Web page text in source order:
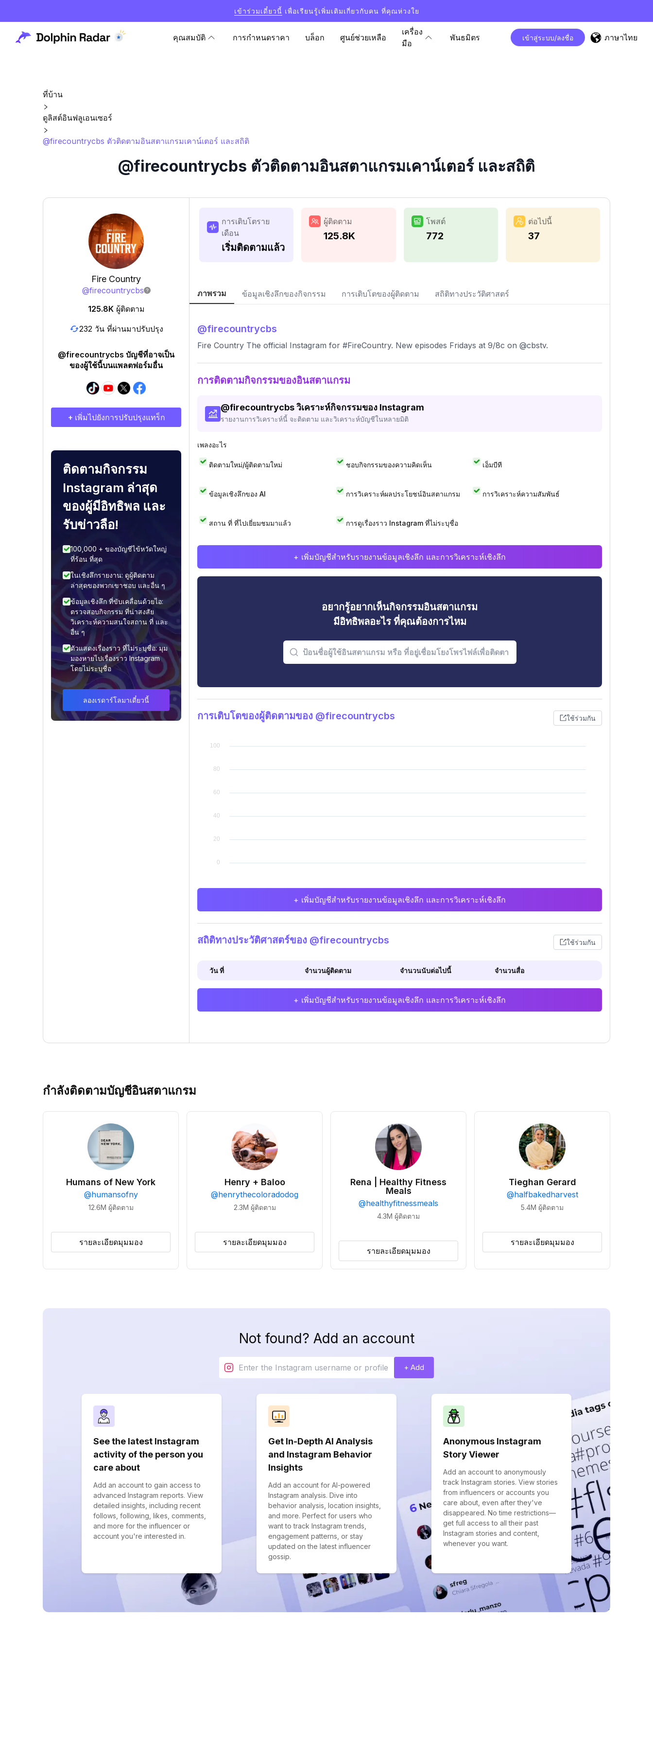
เข้าร่วมเดี๋ยวนี้ เพื่อเรียนรู้เพิ่มเติมเกี่ยวกับคน ที่คุณห่วงใย
คุณสมบัติ การกำหนดราคา บล็อก ศูนย์ช่วยเหลือ
เครื่อง
มือ
พันธมิตร เข้าสู่ระบบ/ลงชื่อ ภาษาไทย
ที่บ้าน
ดูลิสต์อินฟลูเอนเซอร์
@firecountrycbs ตัวติดตามอินสตาแกรมเคาน์เตอร์ และสถิติ
@firecountrycbs ตัวติดตามอินสตาแกรมเคาน์เตอร์ และสถิติ
Fire Country
@firecountrycbs
125.8K ผู้ติดตาม
232 วัน ที่ผ่านมาปรับปรุง
@firecountrycbs บัญชีที่อาจเป็น
ของผู้ใช้นี้บนแพลตฟอร์มอื่น
+ เพิ่มไปยังการปรับปรุงแทร็ก
ติดตามกิจกรรม
Instagram ล่าสุด
ของผู้มีอิทธิพล และ
รับข่าวลือ!
100,000 + ของบัญชีไข้หวัดใหญ่
ที่ร้อน ที่สุด
ในเชิงลึกรายงาน: ดูผู้ติดตาม
ล่าสุดของพวกเขาชอบ และอื่น ๆ
ข้อมูลเชิงลึก ที่ขับเคลื่อนด้วยไอ:
ตรวจสอบกิจกรรม ที่น่าสงสัย
วิเคราะห์ความสนใจสถาน ที่ และ
อื่น ๆ
ตัวแสดงเรื่องราว ที่ไม่ระบุชื่อ: มุม
มองหายไปเรื่องราว Instagram
โดยไม่ระบุชื่อ
ลองเรดาร์โลมาเดี๋ยวนี้
การเติบโตราย
เดือน
เริ่มติดตามแล้ว
ผู้ติดตาม
125.8K
โพสต์
772
ต่อไปนี้
37
ภาพรวม ข้อมูลเชิงลึกของกิจกรรม การเติบโตของผู้ติดตาม สถิติทางประวัติศาสตร์
@firecountrycbs
Fire Country The official Instagram for #FireCountry. New episodes Fridays at 9/8c on @cbstv.
การติดตามกิจกรรมของอินสตาแกรม
@firecountrycbsวิเคราะห์กิจกรรมของ Instagram
รายงานการวิเคราะห์นี้ จะติดตาม และวิเคราะห์บัญชีในหลายมิติ
เพลงอะไร
ติดตามใหม่/ผู้ติดตามใหม่ ชอบกิจกรรมของความคิดเห็น เอ็มบีที
ข้อมูลเชิงลึกของ AI การวิเคราะห์ผลประโยชน์อินสตาแกรม การวิเคราะห์ความสัมพันธ์
สถาน ที่ ที่ไปเยี่ยมชมมาแล้ว การดูเรื่องราว Instagram ที่ไม่ระบุชื่อ
+ เพิ่มบัญชีสำหรับรายงานข้อมูลเชิงลึก และการวิเคราะห์เชิงลึก
อยากรู้อยากเห็นกิจกรรมอินสตาแกรม
มีอิทธิพลอะไร ที่คุณต้องการไหม
การเติบโตของผู้ติดตามของ @firecountrycbs ใช้ร่วมกัน
+ เพิ่มบัญชีสำหรับรายงานข้อมูลเชิงลึก และการวิเคราะห์เชิงลึก
สถิติทางประวัติศาสตร์ของ @firecountrycbs ใช้ร่วมกัน
วัน ที่ จำนวนผู้ติดตาม จำนวนนับต่อไปนี้ จำนวนสื่อ
+ เพิ่มบัญชีสำหรับรายงานข้อมูลเชิงลึก และการวิเคราะห์เชิงลึก
กำลังติดตามบัญชีอินสตาแกรม
Humans of New York
@humansofny
12.6M ผู้ติดตาม
รายละเอียดมุมมอง
Henry + Baloo
@henrythecoloradodog
2.3M ผู้ติดตาม
รายละเอียดมุมมอง
Rena | Healthy Fitness
Meals
@healthyfitnessmeals
4.3M ผู้ติดตาม
รายละเอียดมุมมอง
Tieghan Gerard
@halfbakedharvest
5.4M ผู้ติดตาม
รายละเอียดมุมมอง
Not found? Add an account
+ Add
See the latest Instagram
activity of the person you
care about
Add an account to gain access to
advanced Instagram reports. View
detailed insights, including recent
follows, following, likes, comments,
and more for the influencer or
account you're interested in.
Get In-Depth AI Analysis
and Instagram Behavior
Insights
Add an account for AI-powered
Instagram analysis. Dive into
behavior analysis, location insights,
and more. Perfect for users who
want to track Instagram trends,
engagement patterns, or stay
updated on the latest influencer
gossip.
Anonymous Instagram
Story Viewer
Add an account to anonymously
track Instagram stories. View stories
from influencers or accounts you
care about, even after they've
disappeared. No time restrictions—
get full access to all their past
Instagram stories and content,
whenever you want.